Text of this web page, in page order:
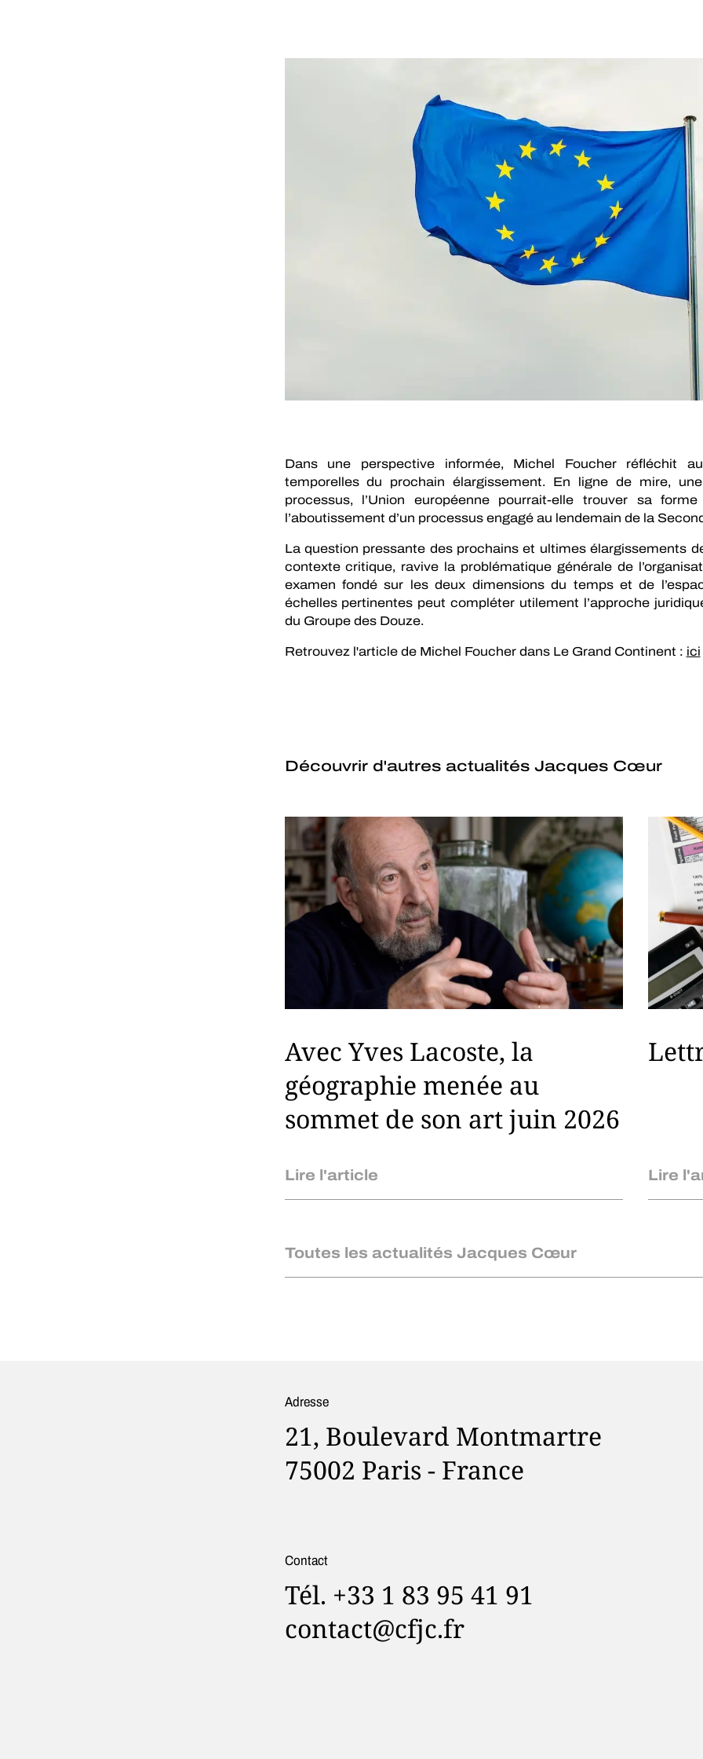
Dans une perspective informée, Michel Foucher réfléchit
temporelles du prochain élargissement. En ligne de mire,
processus, l’Union européenne pourrait-elle trouver sa
l’aboutissement d’un processus engagé au lendemain de la
La question pressante des prochains et ultimes élargissements
contexte critique, ravive la problématique générale de
examen fondé sur les deux dimensions du temps et de
échelles pertinentes peut compléter utilement l’approche
du Groupe des Douze.
Retrouvez l'article de Michel Foucher dans Le Grand Continent : ici
Découvrir d'autres actualités Jacques Cœur
Avec Yves Lacoste, la
géographie menée au
sommet de son art juin 2026
Lire l'article Lire
Toutes les actualités Jacques Cœur
Adresse
21, Boulevard Montmartre
75002 Paris - France
Contact
Tél. +33 1 83 95 41 91
contact@cfjc.fr